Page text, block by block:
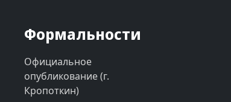
Формальности
Официальное
опубликование (г.
Кропоткин)